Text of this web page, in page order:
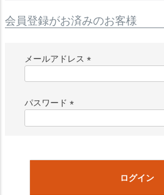
会員登録がお済みのお客様
メールアドレス
)
パスワード
)
ログイン